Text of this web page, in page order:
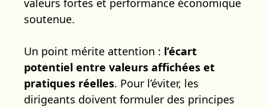
valeurs fortes et performance économique
soutenue.
Un point mérite attention : l’écart
potentiel entre valeurs affichées et
pratiques réelles. Pour l’éviter, les
dirigeants doivent formuler des principes